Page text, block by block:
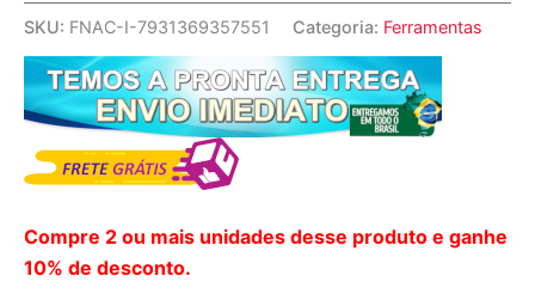
SKU: FNAC-I-7931369357551 Categoria: Ferramentas
Compre 2 ou mais unidades desse produto e ganhe
10% de desconto.